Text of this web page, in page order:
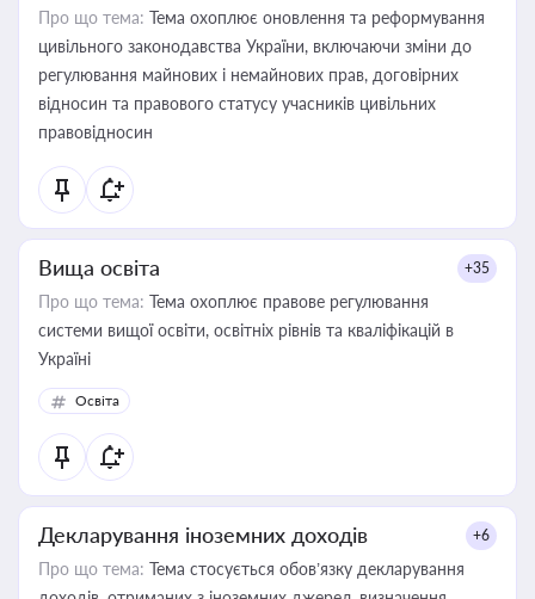
Про що тема: Тема охоплює оновлення та реформування
цивільного законодавства України, включаючи зміни до
регулювання майнових і немайнових прав, договірних
відносин та правового статусу учасників цивільних
правовідносин
Вища освіта +35
Про що тема: Тема охоплює правове регулювання
системи вищої освіти, освітніх рівнів та кваліфікацій в
Україні
Освіта
Декларування іноземних доходів +6
Про що тема: Тема стосується обов’язку декларування